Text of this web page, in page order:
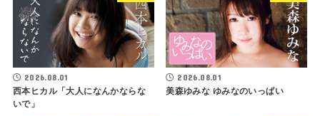
2026.08.01
西本ヒカル「大人になんかならな
いで」
2026.08.01
美森ゆみな ゆみなのいっぱい